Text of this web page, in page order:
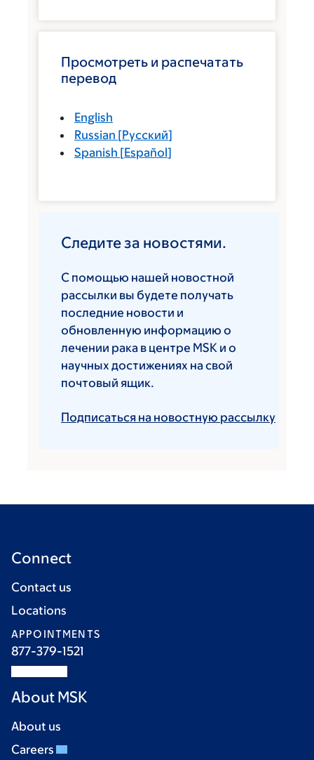
Просмотреть и распечатать
перевод
English
Russian [Русский]
Spanish [Español]
Следите за новостями.
С помощью нашей новостной
рассылки вы будете получать
последние новости и
обновленную информацию о
лечении рака в центре MSK и о
научных достижениях на свой
почтовый ящик.
Подписаться на новостную рассылку
Connect
Contact us
Locations
APPOINTMENTS
877-379-1521
About MSK
About us
Careers